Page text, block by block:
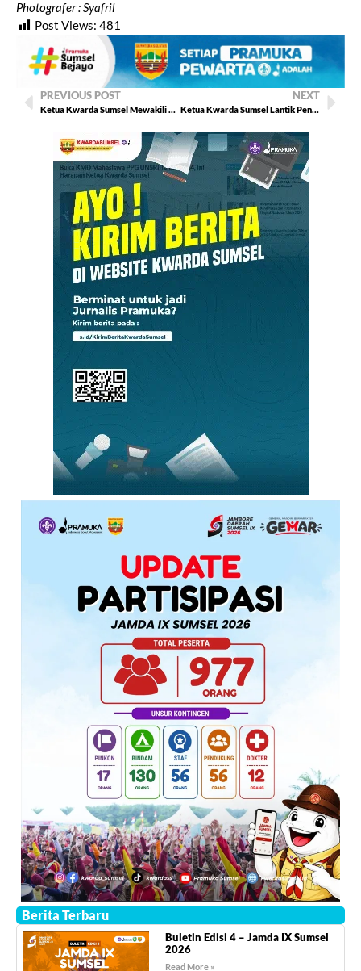
Photografer : Syafril
Post Views: 481
PREVIOUS POST
Ketua Kwarda Sumsel Mewakili Kamabida Sumsel, Hadiri Pembukaan Perkemahan Saka Wirakartika Terpusat Tingkat KODAM II/Sriwijaya
NEXT
Ketua Kwarda Sumsel Lantik Pengurus Mabicab dan Kwarcab PALI Masa Bakti 2023-2028
Berita Terbaru
Buletin Edisi 4 – Jamda IX Sumsel
2026
Read More »